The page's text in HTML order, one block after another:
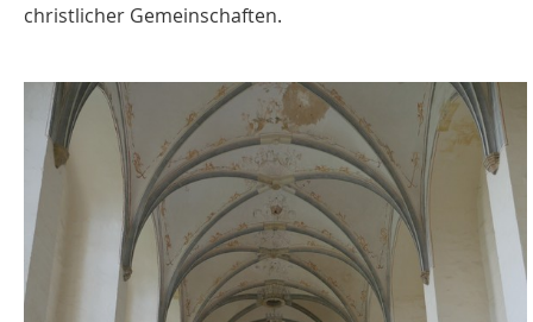
christlicher Gemeinschaften.